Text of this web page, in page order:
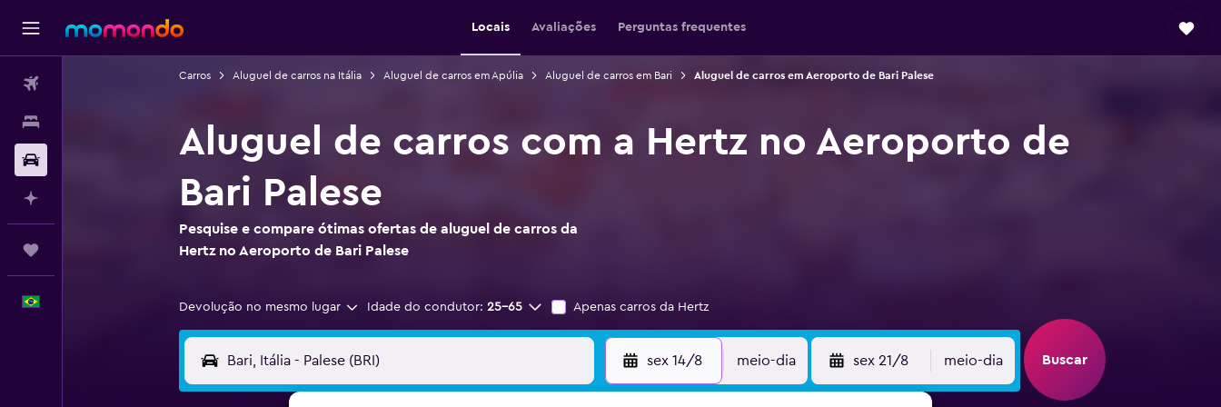
Locais Avaliações Perguntas frequentes
Carros Aluguel de carros na Itália Aluguel de carros em Apúlia Aluguel de carros em Bari Aluguel de carros em Aeroporto de Bari Palese
Aluguel de carros com a Hertz no Aeroporto de
Bari Palese
Pesquise e compare ótimas ofertas de aluguel de carros da
Hertz no Aeroporto de Bari Palese
Devolução no mesmo lugar Idade do condutor: 25-65 Apenas carros da Hertz
sex 14/8 meio-dia sex 21/8 meio-dia Buscar